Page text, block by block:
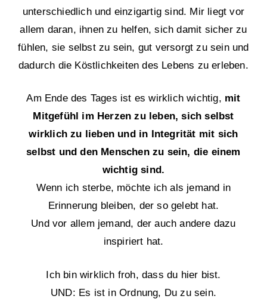
unterschiedlich und einzigartig sind. Mir liegt vor
allem daran, ihnen zu helfen, sich damit sicher zu
fühlen, sie selbst zu sein, gut versorgt zu sein und
dadurch die Köstlichkeiten des Lebens zu erleben.
Am Ende des Tages ist es wirklich wichtig, mit
Mitgefühl im Herzen zu leben, sich selbst
wirklich zu lieben und in Integrität mit sich
selbst und den Menschen zu sein, die einem
wichtig sind.
Wenn ich sterbe, möchte ich als jemand in
Erinnerung bleiben, der so gelebt hat.
Und vor allem jemand, der auch andere dazu
inspiriert hat.
Ich bin wirklich froh, dass du hier bist.
UND: Es ist in Ordnung, Du zu sein.